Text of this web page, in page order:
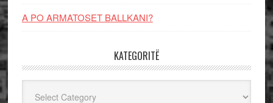
A PO ARMATOSET BALLKANI?
KATEGORITË